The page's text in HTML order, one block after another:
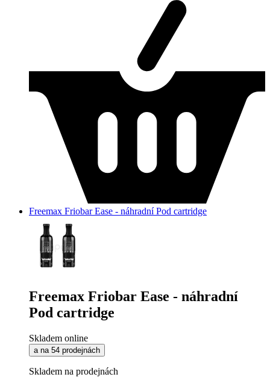
Freemax Friobar Ease - náhradní Pod cartridge
Freemax Friobar Ease - náhradní
Pod cartridge
Skladem online
a na 54 prodejnách
Skladem na prodejnách